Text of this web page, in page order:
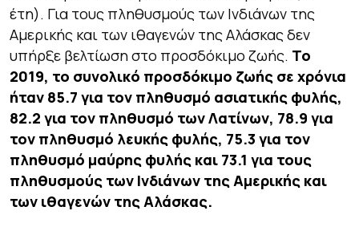
έτη). Για τους πληθυσμούς των Ινδιάνων της
Αμερικής και των ιθαγενών της Αλάσκας δεν
υπήρξε βελτίωση στο προσδόκιμο ζωής. Το
2019, το συνολικό προσδόκιμο ζωής σε χρόνια
ήταν 85.7 για τον πληθυσμό ασιατικής φυλής,
82.2 για τον πληθυσμό των Λατίνων, 78.9 για
τον πληθυσμό λευκής φυλής, 75.3 για τον
πληθυσμό μαύρης φυλής και 73.1 για τους
πληθυσμούς των Ινδιάνων της Αμερικής και
των ιθαγενών της Αλάσκας.